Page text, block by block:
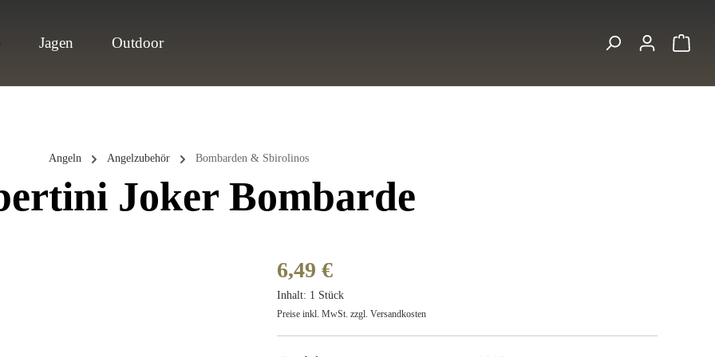
Jagen Outdoor
Angeln Angelzubehör Bombarden & Sbirolinos
Joker Bombarde
Regulärer Preis:
6,49 €
Inhalt: 1 Stück
Preise inkl. MwSt. zzgl. Versandkosten